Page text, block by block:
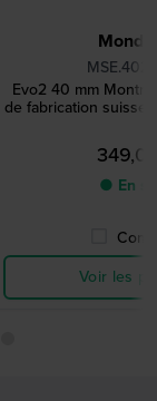
Evo2 40 mm
de fabrication suisse
● En
Voir les